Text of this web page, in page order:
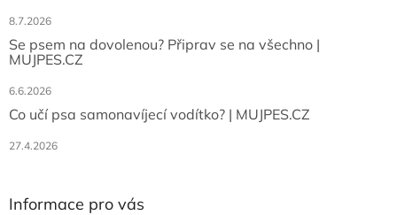
8.7.2026
Se psem na dovolenou? Připrav se na všechno |
MUJPES.CZ
6.6.2026
Co učí psa samonavíjecí vodítko? | MUJPES.CZ
27.4.2026
Informace pro vás